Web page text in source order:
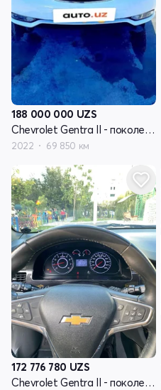
188 000 000 UZS
Chevrolet Gentra II - поколение
2022 69 850 км
172 776 780 UZS
Chevrolet Gentra II - поколение